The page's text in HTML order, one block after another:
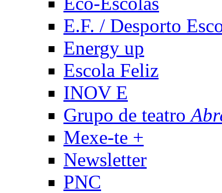
E.F. / Desporto
Energy up
Escola Feliz
INOV E
Grupo de teatro
Mexe-te +
Newsletter
PNC